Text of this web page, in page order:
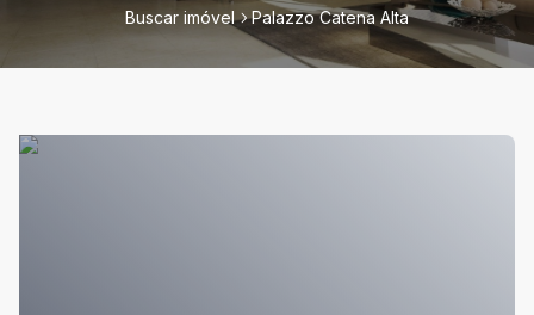
Buscar imóvel Palazzo Catena Alta